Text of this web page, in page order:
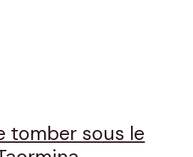
tomber sous le